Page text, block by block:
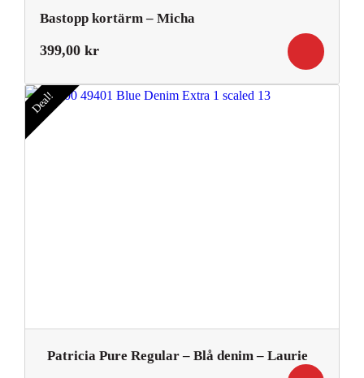
Bastopp kortärm – Micha
399,00 kr
Patricia Pure Regular – Blå denim – Laurie
Deal!